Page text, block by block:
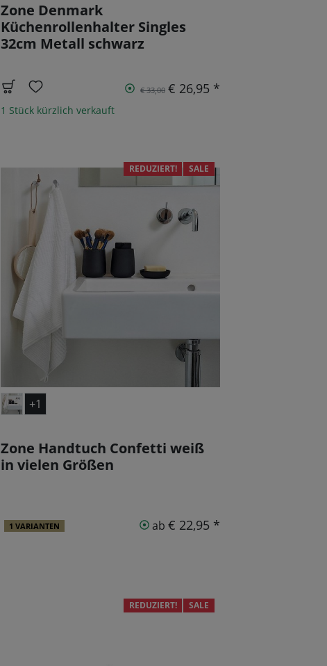
Zone Denmark
Küchenrollenhalter Singles
32cm Metall schwarz
€ 33,00 € 26,95 *
1 Stück kürzlich verkauft
REDUZIERT! SALE
+1
Zone Handtuch Confetti weiß
in vielen Größen
ab € 22,95 *
1 VARIANTEN
REDUZIERT! SALE